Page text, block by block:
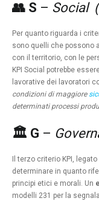
👥 S – Social
Per quanto riguarda i
sono quelli che possono
con il territorio, con le
KPI Social potrebbe
lavorative dei lavoratori
condizioni di maggiore
determinati processi
🏛 G –
Il terzo criterio KPI,
determinare in quanto
principi etici e morali. Un
modelli 231 per la